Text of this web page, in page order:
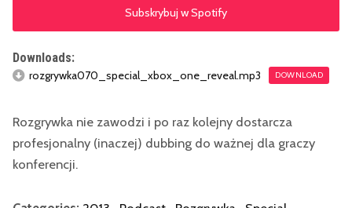
Subskrybuj w Spotify
Downloads:
rozgrywka070_special_xbox_one_reveal.mp3 DOWNLOAD
Rozgrywka nie zawodzi i po raz kolejny dostarcza
profesjonalny (inaczej) dubbing do ważnej dla graczy
konferencji.